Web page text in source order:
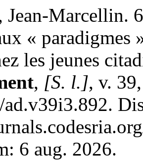
Marcellin.
« paradigmes
les jeunes
, [S. l.], v.
ad.v39i3.892.
6 aug. 2026.